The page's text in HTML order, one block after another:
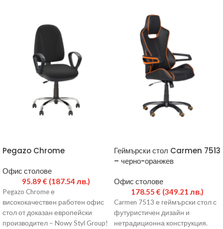
Pegazo Chrome
Офис столове
95.89 € (187.54 лв.)
Pegazo Chrome е
висококачествен работен офис
стол от доказан европейски
производител – Nowy Styl Group!
Геймърски стол Carmen 7513
– черно-оранжев
Офис столове
178.55 € (349.21 лв.)
Carmen 7513 е геймърски стол с
футуристичен дизайн и
нетрадиционна конструкция.